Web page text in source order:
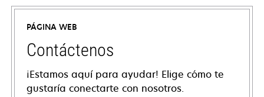
PÁGINA WEB
Contáctenos
¡Estamos aquí para ayudar! Elige cómo te
gustaría conectarte con nosotros.